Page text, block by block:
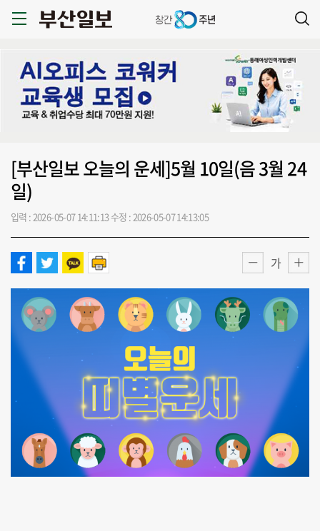
[부산일보 오늘의 운세]5월 10일(음 3월 24
일)
입력 : 2026-05-07 14:11:13수정 : 2026-05-07 14:13:05
가